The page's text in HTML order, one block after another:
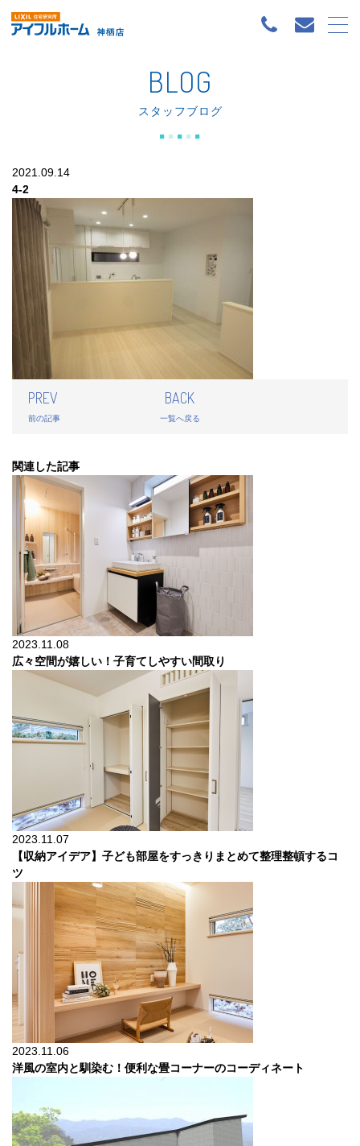
BLOG
スタッフブログ
2021.09.14
4-2
PREV
前の記事
BACK
一覧へ戻る
関連した記事
2023.11.08
広々空間が嬉しい！子育てしやすい間取り
2023.11.07
【収納アイデア】子ども部屋をすっきりまとめて整理整頓するコ
ツ
2023.11.06
洋風の室内と馴染む！便利な畳コーナーのコーディネート